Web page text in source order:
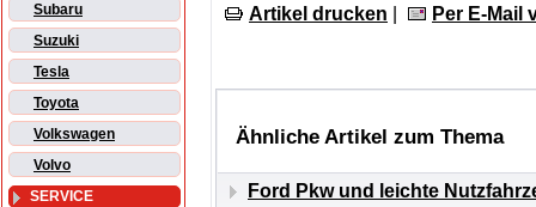
Subaru
Suzuki
Tesla
Toyota
Volkswagen
Volvo
SERVICE
Artikel drucken Per E-Mail
Ähnliche Artikel zum Thema
Ford Pkw und leichte